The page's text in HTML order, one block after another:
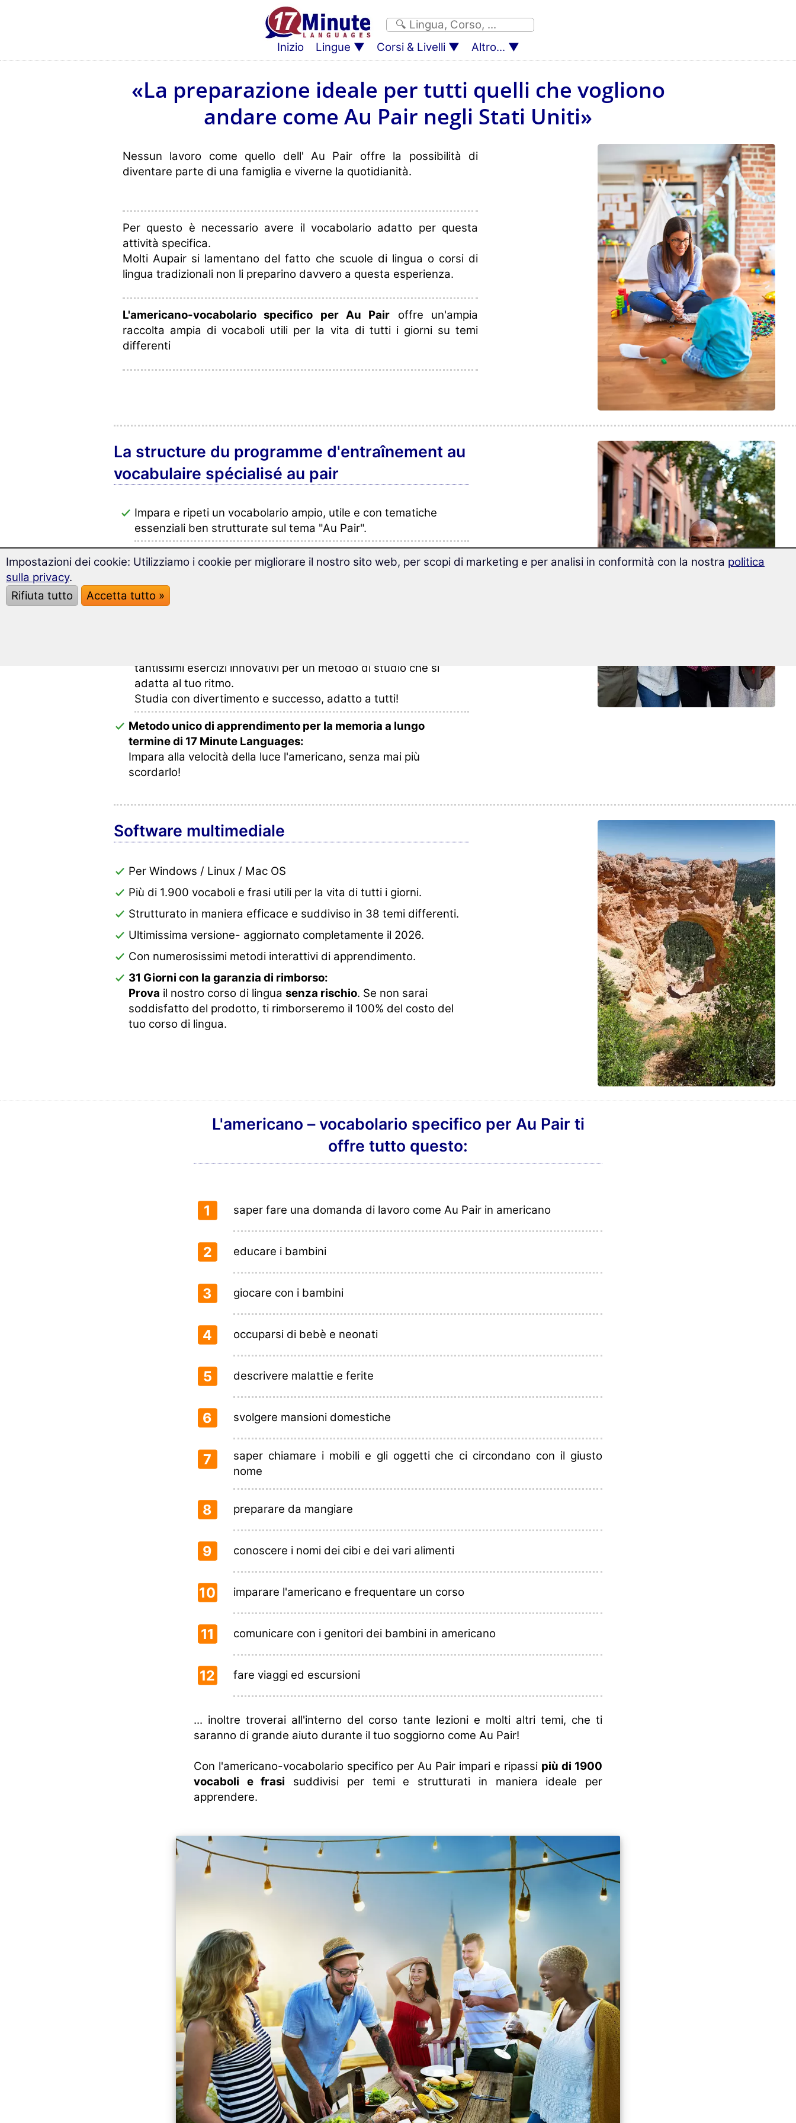
Inizio Lingue Corsi & Livelli Altro...
«La preparazione ideale per tutti quelli che vogliono
andare come Au Pair negli Stati Uniti»
Nessun lavoro come quello dell' Au Pair offre la possibilità di
diventare parte di una famiglia e viverne la quotidianità.
Per questo è necessario avere il vocabolario adatto per questa
attività specifica.
Molti Aupair si lamentano del fatto che scuole di lingua o corsi di
lingua tradizionali non li preparino davvero a questa esperienza.
L'americano-vocabolario specifico per Au Pair offre un'ampia
raccolta ampia di vocaboli utili per la vita di tutti i giorni su temi
differenti
La structure du programme d'entraînement au
vocabulaire spécialisé au pair
Impara e ripeti un vocabolario ampio, utile e con tematiche
essenziali ben strutturate sul tema "Au Pair".
Più di 1.900 parole e modi di dire in americano sono organizzati
in maniera efficace ed ideale per l'apprendimento.
Preparati al tuo soggiorno come Au Pair con un vocabolario
tantissimi esercizi innovativi per un metodo di studio che si
adatta al tuo ritmo.
Studia con divertimento e successo, adatto a tutti!
Metodo unico di apprendimento per la memoria a lungo
termine di 17 Minute Languages:
Impara alla velocità della luce l'americano, senza mai più
scordarlo!
Software multimediale
Per Windows / Linux / Mac OS
Più di 1.900 vocaboli e frasi utili per la vita di tutti i giorni.
Strutturato in maniera efficace e suddiviso in 38 temi differenti.
Ultimissima versione- aggiornato completamente il 2026.
Con numerosissimi metodi interattivi di apprendimento.
31 Giorni con la garanzia di rimborso:
Prova il nostro corso di lingua senza rischio. Se non sarai
soddisfatto del prodotto, ti rimborseremo il 100% del costo del
tuo corso di lingua.
L'americano – vocabolario specifico per Au Pair ti
offre tutto questo:
1 saper fare una domanda di lavoro come Au Pair in americano
2 educare i bambini
3 giocare con i bambini
4 occuparsi di bebè e neonati
5 descrivere malattie e ferite
6 svolgere mansioni domestiche
7
saper chiamare i mobili e gli oggetti che ci circondano con il giusto
nome
8 preparare da mangiare
9 conoscere i nomi dei cibi e dei vari alimenti
10 imparare l'americano e frequentare un corso
11 comunicare con i genitori dei bambini in americano
12 fare viaggi ed escursioni
... inoltre troverai all'interno del corso tante lezioni e molti altri temi, che ti
saranno di grande aiuto durante il tuo soggiorno come Au Pair!
Con l'americano-vocabolario specifico per Au Pair impari e ripassi più di 1900
vocaboli e frasi suddivisi per temi e strutturati in maniera ideale per
apprendere.
Impostazioni dei cookie: Utilizziamo i cookie per migliorare il nostro sito web, per scopi di marketing e per analisi in conformità con la nostra politica
sulla privacy.
Rifiuta tutto
Accetta tutto »